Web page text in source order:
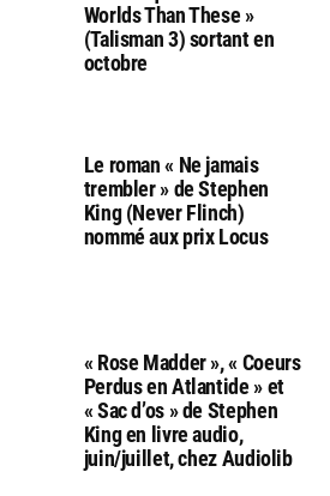
Worlds Than These »
(Talisman 3) sortant en
octobre
Le roman « Ne jamais
trembler » de Stephen
King (Never Flinch)
nommé aux prix Locus
« Rose Madder », « Coeurs
Perdus en Atlantide » et
« Sac d’os » de Stephen
King en livre audio,
juin/juillet, chez Audiolib